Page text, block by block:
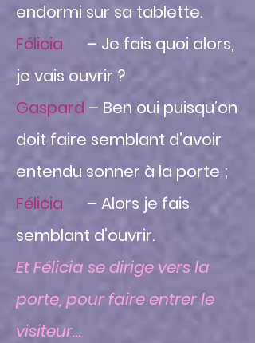
endormi sur sa tablette.
Félicia – Je fais quoi alors,
je vais ouvrir ?
Gaspard – Ben oui puisqu’on
doit faire semblant d’avoir
entendu sonner à la porte ;
Félicia – Alors je fais
semblant d’ouvrir.
Et Félicia se dirige vers la
porte, pour faire entrer le
visiteur…